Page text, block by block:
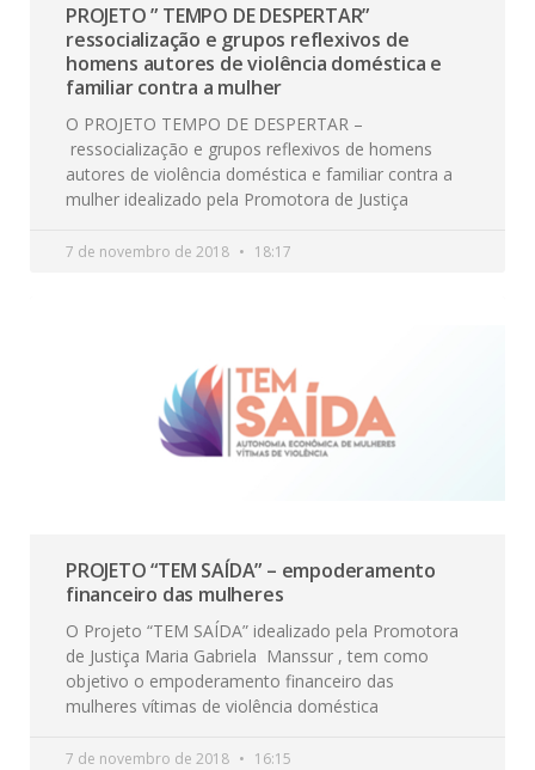
PROJETO ” TEMPO DE DESPERTAR”
ressocialização e grupos reflexivos de
homens autores de violência doméstica e
familiar contra a mulher
O PROJETO TEMPO DE DESPERTAR –
ressocialização e grupos reflexivos de homens
autores de violência doméstica e familiar contra a
mulher idealizado pela Promotora de Justiça
7 de novembro de 2018 18:17
PROJETO “TEM SAÍDA” – empoderamento
financeiro das mulheres
O Projeto “TEM SAÍDA” idealizado pela Promotora
de Justiça Maria Gabriela Manssur , tem como
objetivo o empoderamento financeiro das
mulheres vítimas de violência doméstica
7 de novembro de 2018 16:15